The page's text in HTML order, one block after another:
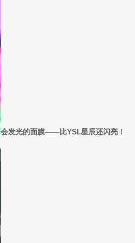
会发光的面膜——比YSL星辰还闪亮！